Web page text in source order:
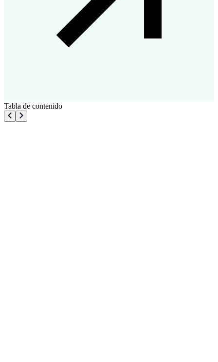
Tabla de contenido